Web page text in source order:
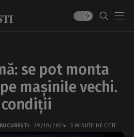
se pot monta
mașinile vechi.
29/10/2024 3 MINUTE DE CITIT